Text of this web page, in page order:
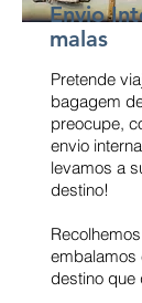
Envio
malas
Pretende
bagagem
preocupe,
envio
levamos a
destino!
embalamos
destino que